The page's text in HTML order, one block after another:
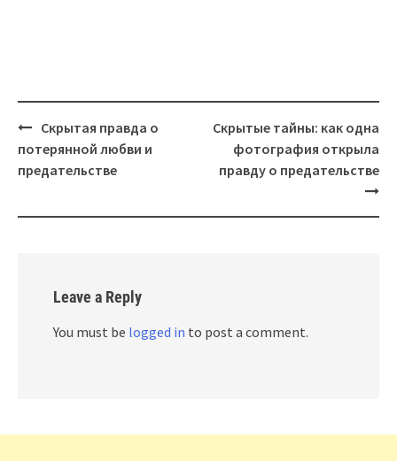
Post
navigation
Скрытая правда о
потерянной любви и
предательстве
Скрытые тайны: как одна
фотография открыла
правду о предательстве
Leave a Reply
You must be logged in to post a comment.